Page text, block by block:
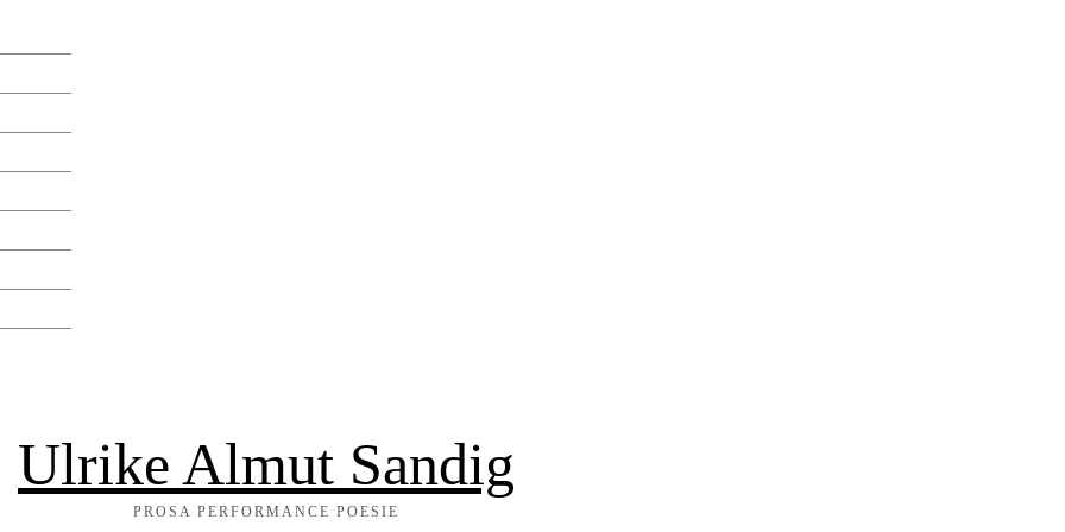
Ulrike Almut Sandig
PROSA PERFORMANCE POESIE